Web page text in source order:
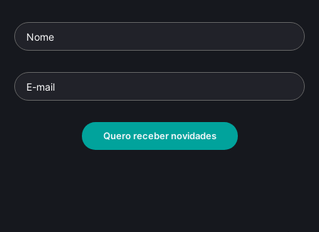
Quero receber novidades